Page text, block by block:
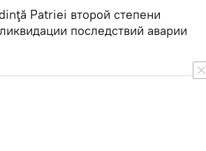
Patriei второй степени
последствий аварии